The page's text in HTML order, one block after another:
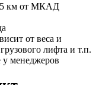
5 км от МКАД
от веса и
лифта и т.п.
у менеджеров